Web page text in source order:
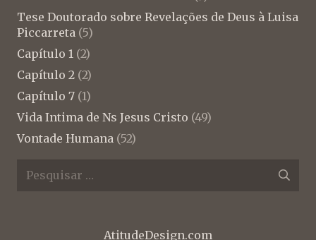
Tese Doutorado sobre Revelações de Deus à Luisa
Piccarreta (5)
Capítulo 1 (2)
Capítulo 2 (2)
Capítulo 7 (1)
Vida Intima de Ns Jesus Cristo (49)
Vontade Humana (52)
Pesquisar
AtitudeDesign.com